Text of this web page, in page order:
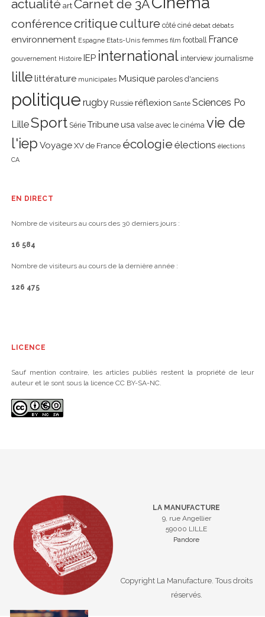
actualité art Carnet de 3A
conférencecritiqueculture côté ciné débat débats
environnement Espagne Etats-Unis femmes film football France
gouvernement Histoire IEP international interview journalisme
lillelittérature municipales Musique paroles d'anciens
politique rugby Russie réflexion Santé Sciences Po
LilleSport Série Tribune usa valse avec le cinéma vie de
l'iep Voyage XV de France écologie élections élections
CA
EN DIRECT
Nombre de visiteurs au cours des 30 derniers jours :
16 584
Nombre de visiteurs au cours de la dernière année :
126 475
LICENCE
Sauf mention contraire, les articles publiés restent la propriété de leur
auteur et le sont sous la licence CC BY-SA-NC.
LA MANUFACTURE
9, rue Angellier
59000 LILLE
Pandore
Copyright La Manufacture. Tous droits
réservés.